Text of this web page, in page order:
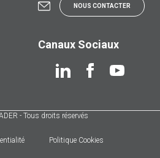
NOUS CONTACTER
Canaux Sociaux
- Tous droits réservés
Politique Cookies